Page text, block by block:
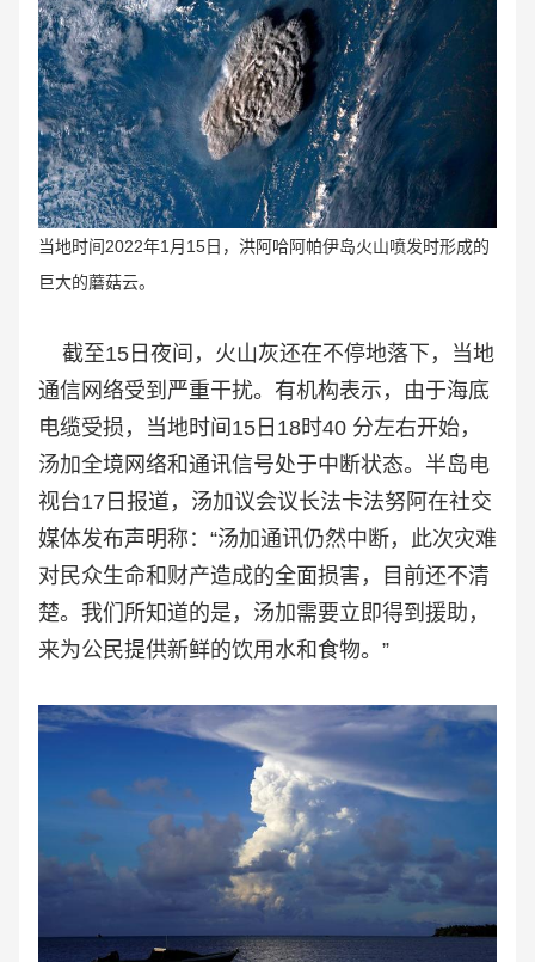
当地时间2022年1月15日，洪阿哈阿帕伊岛火山喷发时形成的
巨大的蘑菇云。
截至15日夜间，火山灰还在不停地落下，当地
通信网络受到严重干扰。有机构表示，由于海底
电缆受损，当地时间15日18时40 分左右开始，
汤加全境网络和通讯信号处于中断状态。半岛电
视台17日报道，汤加议会议长法卡法努阿在社交
媒体发布声明称：“汤加通讯仍然中断，此次灾难
对民众生命和财产造成的全面损害，目前还不清
楚。我们所知道的是，汤加需要立即得到援助，
来为公民提供新鲜的饮用水和食物。”